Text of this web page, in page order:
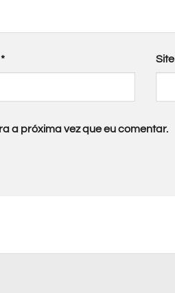
* Site
a próxima vez que eu comentar.